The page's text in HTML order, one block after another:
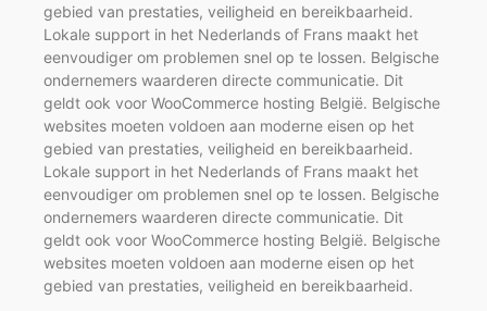
gebied van prestaties, veiligheid en bereikbaarheid.
Lokale support in het Nederlands of Frans maakt het
eenvoudiger om problemen snel op te lossen. Belgische
ondernemers waarderen directe communicatie. Dit
geldt ook voor WooCommerce hosting België. Belgische
websites moeten voldoen aan moderne eisen op het
gebied van prestaties, veiligheid en bereikbaarheid.
Lokale support in het Nederlands of Frans maakt het
eenvoudiger om problemen snel op te lossen. Belgische
ondernemers waarderen directe communicatie. Dit
geldt ook voor WooCommerce hosting België. Belgische
websites moeten voldoen aan moderne eisen op het
gebied van prestaties, veiligheid en bereikbaarheid.